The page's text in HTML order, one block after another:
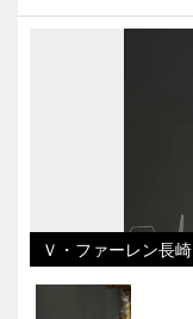
Ｖ・ファーレン長崎